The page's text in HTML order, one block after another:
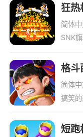
狂热
简体
SNK
格斗
简体
搞笑的
短跑